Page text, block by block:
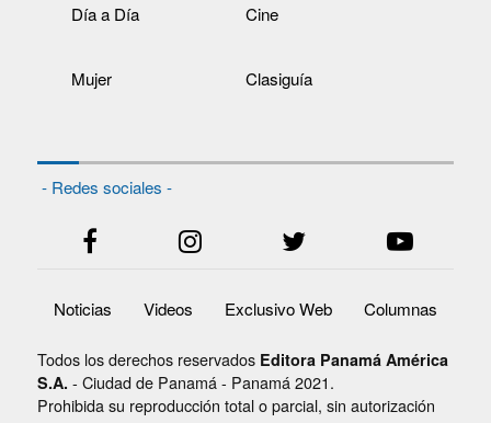
Día a Día Cine
Mujer Clasiguía
- Redes sociales -
Noticias Videos Exclusivo Web Columnas
Todos los derechos reservados Editora Panamá América
S.A. - Ciudad de Panamá - Panamá 2021.
Prohibida su reproducción total o parcial, sin autorización